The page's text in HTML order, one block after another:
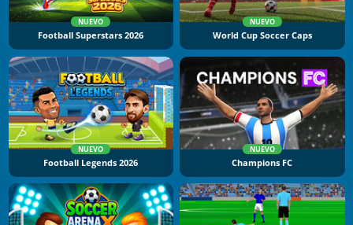
NUEVO
Football Superstars 2026
NUEVO
World Cup Soccer Caps
NUEVO
Football Legends 2026
NUEVO
Champions FC